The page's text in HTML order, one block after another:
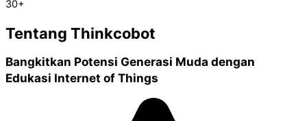
30+
Tentang Thinkcobot
Bangkitkan Potensi Generasi Muda dengan
Edukasi Internet of Things